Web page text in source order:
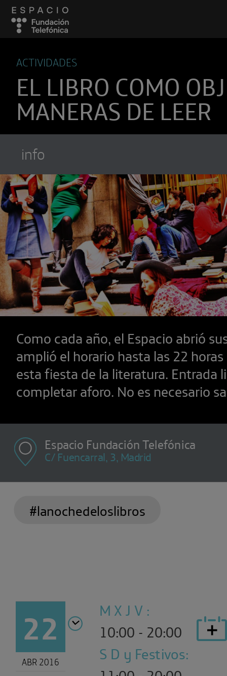
ACTIVIDADES
EL LIBRO COMO
MANERAS DE LEER
info
Como cada año, el Espacio abrió
amplió el horario hasta las 22
esta fiesta de la literatura. Entrada
completar aforo. No es necesario
Espacio Fundación Telefónica
C/ Fuencarral, 3, Madrid
#lanochedeloslibros
22
ABR 2016
M X J V :
10:00 - 20:00
S D y Festivos: